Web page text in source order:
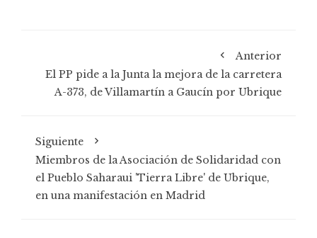
Anterior
El PP pide a la Junta la mejora de la carretera
A-373, de Villamartín a Gaucín por Ubrique
Siguiente
Miembros de la Asociación de Solidaridad con
el Pueblo Saharaui 'Tierra Libre' de Ubrique,
en una manifestación en Madrid